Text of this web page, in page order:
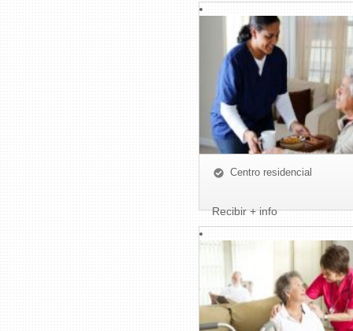
Centro residencial
Recibir + info